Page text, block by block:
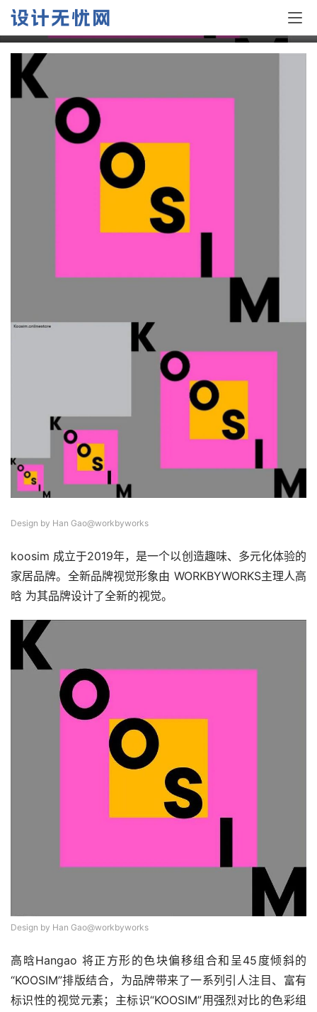
KOOSIM 家居品牌视觉识别设计
Design by Han Gao@workbyworks
koosim 成立于2019年，是一个以创造趣味、多元化体验的
家居品牌。全新品牌视觉形象由 WORKBYWORKS主理人高
晗 为其品牌设计了全新的视觉。
Design by Han Gao@workbyworks
高晗Hangao 将正方形的色块偏移组合和呈45度倾斜的
“KOOSIM”排版结合，为品牌带来了一系列引人注目、富有
标识性的视觉元素；主标识“KOOSIM”用强烈对比的色彩组